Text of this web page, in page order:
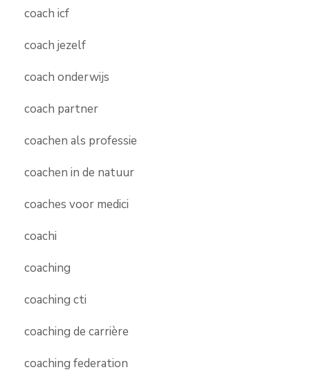
coach icf
coach jezelf
coach onderwijs
coach partner
coachen als professie
coachen in de natuur
coaches voor medici
coachi
coaching
coaching cti
coaching de carrière
coaching federation